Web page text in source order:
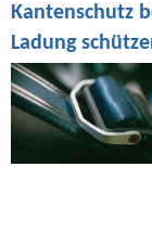
Kantenschutz
Ladung